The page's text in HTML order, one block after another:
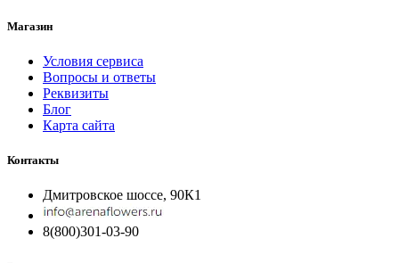
Магазин
Условия сервиса
Вопросы и ответы
Реквизиты
Блог
Карта сайта
Контакты
Дмитровское шоссе, 90К1
8(800)301-03-90